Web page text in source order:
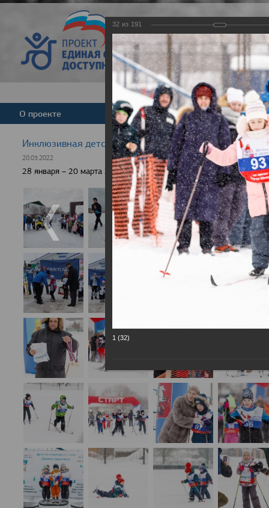
Версия для
О проекте Команда Новости
Инклюзивная детская гонка "Лыжня здоровья" 2022
20.03.2022
28 января – 20 марта 2022 г., 10 населенных пунктов России,
32 из 191
1 (32)